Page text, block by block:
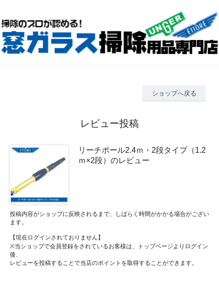
ショップへ戻る
レビュー投稿
リーチポール2.4ｍ・2段タイプ（1.2
ｍ×2段）のレビュー
投稿内容がショップに反映されるまで、しばらく時間がかかる場合がござい
ます。
【現在ログインされておりません】
※当ショップで会員登録をされているお客様は、トップページよりログイン
後、
レビューを投稿することで当店のポイントを取得することができます。